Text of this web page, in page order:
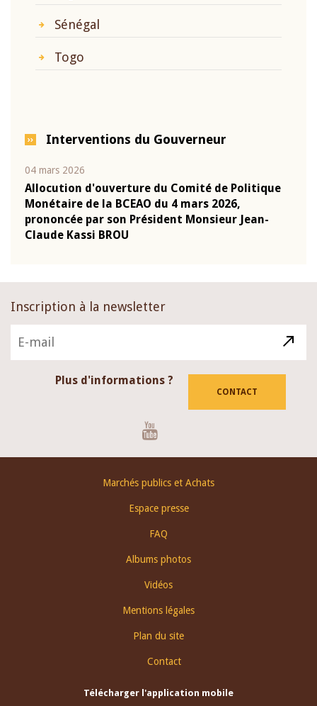
Sénégal
Togo
Interventions du Gouverneur
04 mars 2026
Allocution d'ouverture du Comité de Politique
Monétaire de la BCEAO du 4 mars 2026,
prononcée par son Président Monsieur Jean-
Claude Kassi BROU
Inscription à la newsletter
Plus d'informations ?
CONTACT
Marchés publics et Achats
Espace presse
FAQ
Albums photos
Vidéos
Mentions légales
Plan du site
Contact
Télécharger l'application mobile